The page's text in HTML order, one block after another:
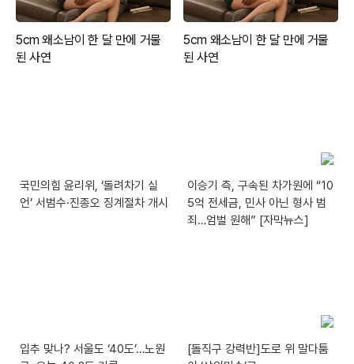
국민의힘 윤리위, ‘돌려차기 실
언’ 서범수·진종오 징계절차 개시
이승기 측, 구속된 차가원에 “10
5억 전세금, 민사 아닌 형사 범
죄…엄벌 원해” [자막뉴스]
입추 맞나? 서울도 ‘40도’…노원
[돌직구 강력반]도로 위 말다툼